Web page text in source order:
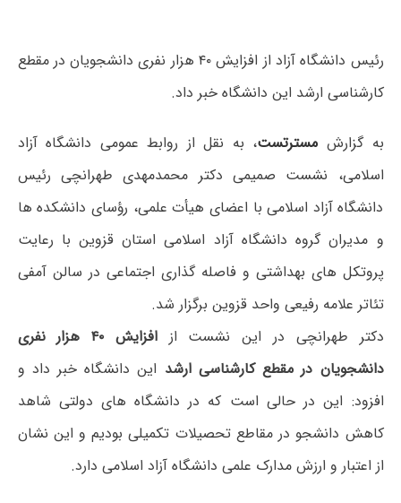
رئیس دانشگاه آزاد از افزایش ۴۰ هزار نفری دانشجویان در مقطع
کارشناسی ارشد این دانشگاه خبر داد.
به گزارش مسترتست، به نقل از روابط عمومی دانشگاه آزاد
اسلامی، نشست صمیمی دکتر محمدمهدی طهرانچی رئیس
دانشگاه آزاد اسلامی با اعضای هیأت علمی، رؤسای دانشکده ها
و مدیران گروه دانشگاه آزاد اسلامی استان قزوین با رعایت
پروتکل های بهداشتی و فاصله گذاری اجتماعی در سالن آمفی
تئاتر علامه رفیعی واحد قزوین برگزار شد.
دکتر طهرانچی در این نشست از
افزایش ۴۰ هزار نفری
دانشجویان در مقطع کارشناسی ارشد این دانشگاه خبر داد و
افزود: این در حالی است که در دانشگاه های دولتی شاهد
کاهش دانشجو در مقاطع تحصیلات تکمیلی بودیم و این نشان
از اعتبار و ارزش مدارک علمی دانشگاه آزاد اسلامی دارد‌.